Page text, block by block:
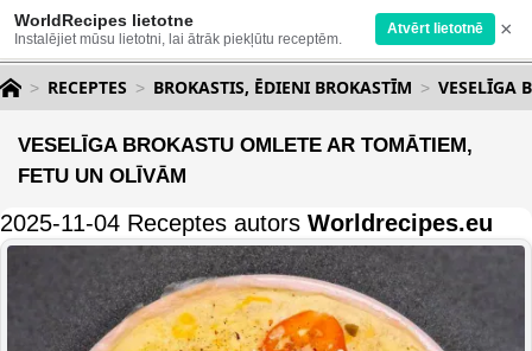
WorldRecipes lietotne
Instalējiet mūsu lietotni, lai ātrāk piekļūtu receptēm.
Atvērt lietotnē ×
RECEPTES BROKASTIS, ĒDIENI BROKASTĪM VESELĪGA
VESELĪGA BROKASTU OMLETE AR TOMĀTIEM,
FETU UN OLĪVĀM
2025-11-04 Receptes autors Worldrecipes.eu